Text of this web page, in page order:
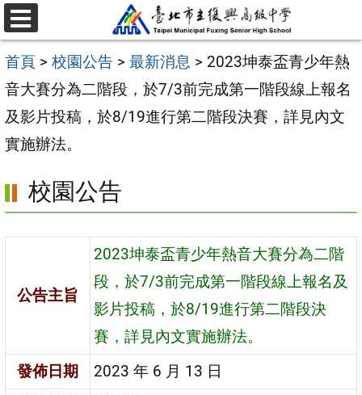
跳
至
主
要
內
容
選
單
首頁 > 校園公告 > 最新消息 > 2023坤泰盃青少年熱
音大賽分為二階段，於7/3前完成第一階段線上報名
及影片投稿，於8/19進行第二階段決賽，詳見內文
實施辦法。
校園公告
公告主旨
2023坤泰盃青少年熱音大賽分為二階
段，於7/3前完成第一階段線上報名及
影片投稿，於8/19進行第二階段決
賽，詳見內文實施辦法。
發佈日期
2023 年 6 月 13 日